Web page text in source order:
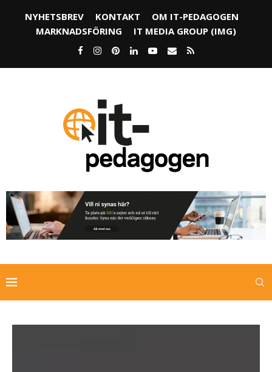
NYHETSBREV KONTAKT
OM IT-PEDAGOGEN
MARKNADSFÖRING
IT MEDIA GROUP (IMG)